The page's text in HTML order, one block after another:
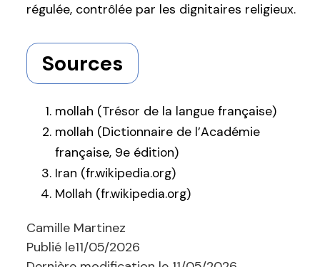
régulée, contrôlée par les dignitaires religieux.
Sources
mollah (Trésor de la langue française)
mollah (Dictionnaire de l’Académie
française, 9e édition)
Iran (fr.wikipedia.org)
Mollah (fr.wikipedia.org)
Camille Martinez
Publié le11/05/2026